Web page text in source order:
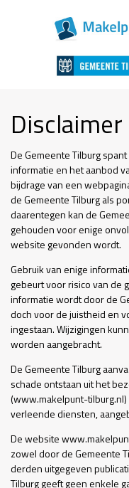
Disclaimer
De Gemeente Tilburg
informatie en het aanbod
bijdrage van een
de Gemeente Tilburg als
daarentegen kan de
gehouden voor enige
website gevonden wordt.
Gebruik van enige
gebeurt voor risico van de
informatie wordt door de
doch voor de juistheid en
ingestaan. Wijzigingen
worden aangebracht.
De Gemeente Tilburg
schade ontstaan uit het
(www.makelpunt-
verleende diensten,
De website
zowel door de Gemeente
derden uitgegeven
Tilburg geeft geen enkele